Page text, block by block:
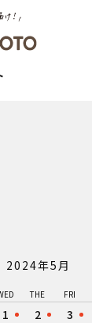
2024年5月
THE FRI
1 2 3